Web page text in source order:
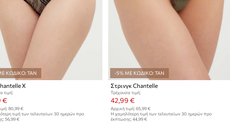
ΚΩΔΙΚΟ: TAN
X
τιμή:
€
80,99 €
τιμή των τελευταίων 30 ημερών προ
56,99 €
-5% ΜΕ ΚΩΔΙΚΟ: TAN
Στρινγκ Chantelle
Τρέχουσα τιμή:
42,99 €
Αρχική τιμή: 65,99 €
Η χαμηλότερη τιμή των τελευταίων 30 ημερών προ
έκπτωσης: 44,99 €